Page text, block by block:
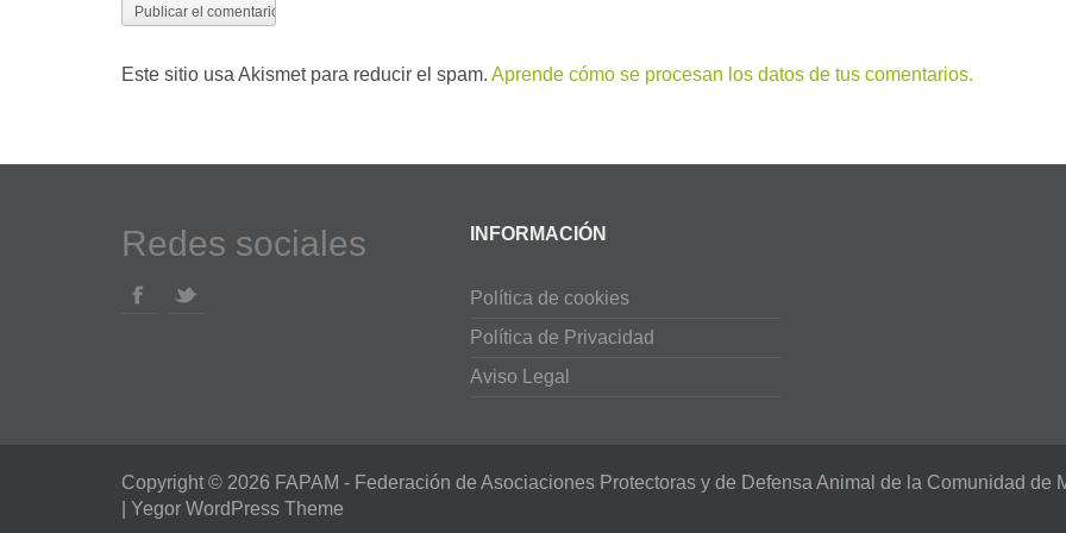
Este sitio usa Akismet para reducir el spam. Aprende cómo se procesan los datos de tus comentarios.
Redes sociales INFORMACIÓN
Política de cookies
Política de Privacidad
Aviso Legal
Copyright © 2026 FAPAM - Federación de Asociaciones Protectoras y de Defensa Animal de la Comunidad de
Yegor WordPress Theme